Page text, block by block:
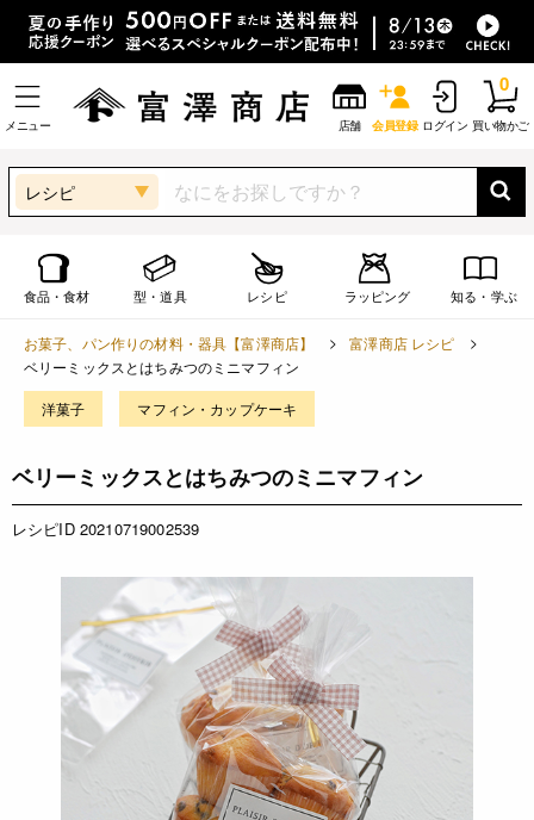
メニュー 店舗 会員登録 ログイン 買い物かご
0
レシピ
食品・食材 型・道具 レシピ ラッピング 知る・学ぶ
お菓子、パン作りの材料・器具【富澤商店】
富澤商店 レシピ
ベリーミックスとはちみつのミニマフィン
洋菓子 マフィン・カップケーキ
ベリーミックスとはちみつのミニマフィン
レシピID 20210719002539